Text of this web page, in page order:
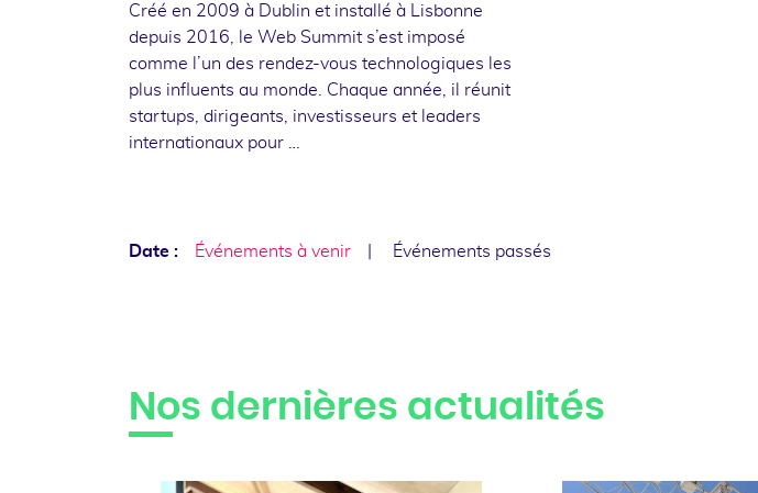
Créé en 2009 à Dublin et installé à Lisbonne
depuis 2016, le Web Summit s’est imposé
comme l’un des rendez-vous technologiques les
plus influents au monde. Chaque année, il réunit
startups, dirigeants, investisseurs et leaders
internationaux pour …
Date : Événements à venir Événements passés
Nos dernières actualités